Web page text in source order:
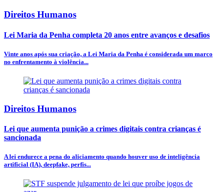
Direitos Humanos
Lei Maria da Penha completa 20 anos entre avanços e desafios
Vinte anos após sua criação, a Lei Maria da Penha é considerada um marco
no enfrentamento à violência...
Direitos Humanos
Lei que aumenta punição a crimes digitais contra crianças é
sancionada
A lei endurece a pena do aliciamento quando houver uso de inteligência
artificial (IA), deepfake, perfis...